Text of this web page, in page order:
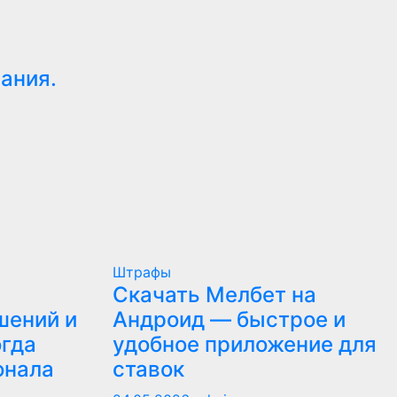
и
Штрафы
Скачать Мелбет на
Андроид — быстрое и
удобное приложение для
ставок